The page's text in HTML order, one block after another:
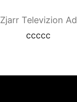
Zjarr Televizion Ad
ccccc